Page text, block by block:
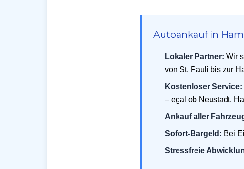
Autoankauf in
Lokaler Partner: Wir
von St. Pauli bis zur
Kostenloser Service:
– egal ob Neustadt,
Ankauf aller
Sofort-Bargeld: Bei
Stressfreie